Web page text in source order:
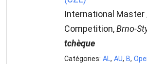
International Master
Competition,Brno-
tchèque
Catégories: AL, AU, B,